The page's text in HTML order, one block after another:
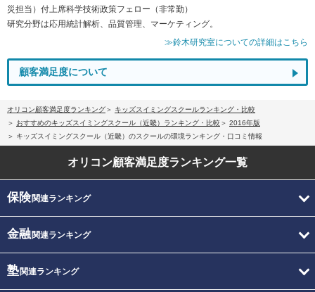
災担当）付上席科学技術政策フェロー（非常勤）
研究分野は応用統計解析、品質管理、マーケティング。
≫鈴木研究室についての詳細はこちら
顧客満足度について
オリコン顧客満足度ランキング
キッズスイミングスクールランキング・比較
おすすめのキッズスイミングスクール（近畿）ランキング・比較
2016年版
キッズスイミングスクール（近畿）のスクールの環境ランキング・口コミ情報
オリコン顧客満足度ランキング一覧
保険関連ランキング
金融関連ランキング
塾関連ランキング